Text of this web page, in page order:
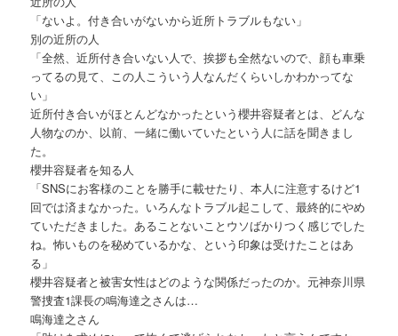
「ないよ。付き合いがないから近所トラブルもない」
別の近所の人
「全然、近所付き合いない人で、挨拶も全然ないので、顔も車乗
ってるの見て、この人こういう人なんだくらいしかわかってな
い」
近所付き合いがほとんどなかったという櫻井容疑者とは、どんな
人物なのか、以前、一緒に働いていたという人に話を聞きまし
た。
櫻井容疑者を知る人
「SNSにお客様のことを勝手に載せたり、本人に注意するけど1
回では済まなかった。いろんなトラブル起こして、最終的にやめ
ていただきました。あることないことウソばかりつく感じでした
ね。怖いものを秘めているかな、という印象は受けたことはあ
る」
櫻井容疑者と被害女性はどのような関係だったのか。元神奈川県
警捜査1課長の鳴海達之さんは…
鳴海達之さん